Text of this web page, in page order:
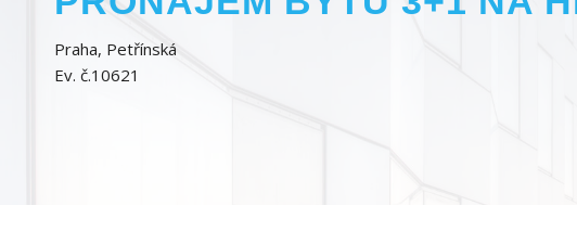
Praha, Petřínská
Ev. č.10621